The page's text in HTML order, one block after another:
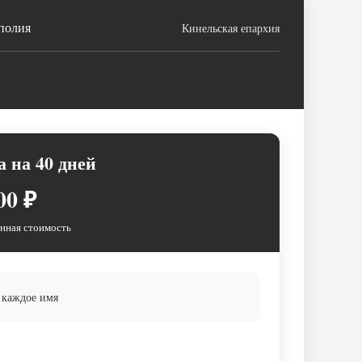
Кинельская епархия
на 40 дней
₽
стоимость
имя